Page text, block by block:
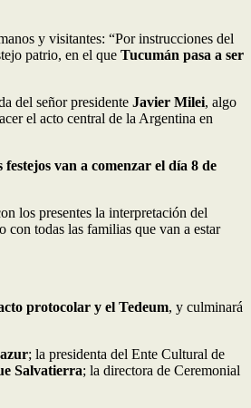
y visitantes: “Por instrucciones del
patrio, en el que Tucumán pasa a ser
del señor presidente Javier Milei, algo
el acto central de la Argentina en
festejos van a comenzar el día 8 de
los presentes la interpretación del
todas las familias que van a estar
protocolar y el Tedeum, y culminará
; la presidenta del Ente Cultural de
Salvatierra; la directora de Ceremonial